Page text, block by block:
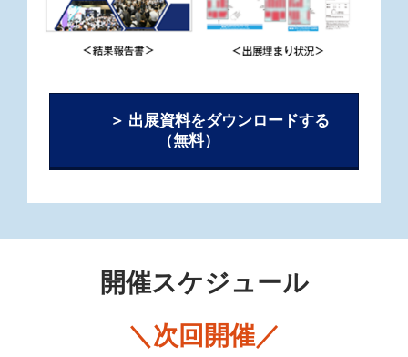
＞ 出展資料をダウンロードする
（無料）
開催スケジュール
＼次回開催／